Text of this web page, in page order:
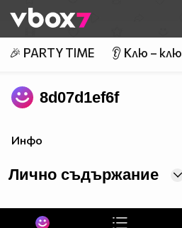
👾
🎉 PARTY TIME 👂 Клю – клю
8d07d1ef6f
Инфо
Лично съдържание